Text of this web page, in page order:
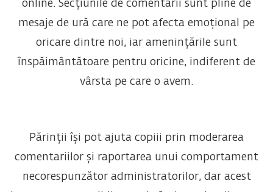
online. Secțiunile de comentarii sunt pline de
mesaje de ură care ne pot afecta emoțional pe
oricare dintre noi, iar amenințările sunt
înspăimântătoare pentru oricine, indiferent de
vârsta pe care o avem.
Părinții își pot ajuta copiii prin moderarea
comentariilor și raportarea unui comportament
necorespunzător administratorilor, dar acest